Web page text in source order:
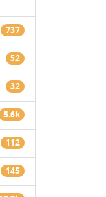
737
52
32
5.6k
112
145